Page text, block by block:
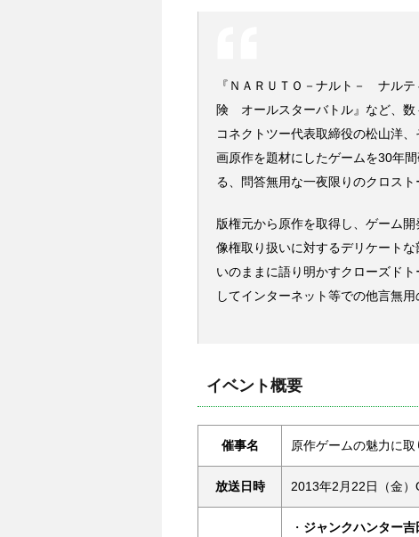
『ＮＡＲＵＴＯ－ナルト－ ナル
険 オールスターバトル』など、数
コネクトツー代表取締役の松山洋
画原作を題材にしたゲームを30年
る、問答無用な一夜限りのクロスト
版権元から原作を取得し、ゲーム
像権取り扱いに対するデリケート
いのままに語り明かすクローズド
してインターネット等での他言無
イベント概要
催事名 原作ゲームの魅力に
放送日時 2013年2月22日（金
・ ジャンクハンター吉